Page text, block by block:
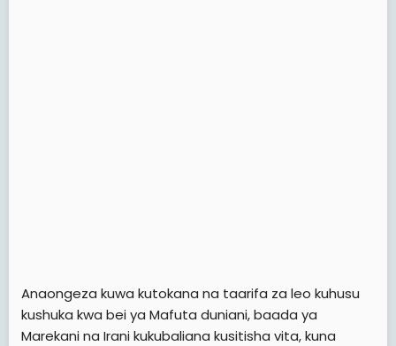
Anaongeza kuwa kutokana na taarifa za leo kuhusu
kushuka kwa bei ya Mafuta duniani, baada ya
Marekani na Irani kukubaliana kusitisha vita, kuna